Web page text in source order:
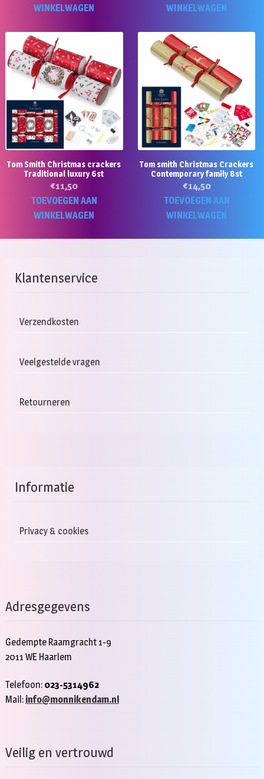
WINKELWAGEN
WINKELWAGEN
Tom Smith Christmas crackers
Traditional luxury 6st
€11,50
TOEVOEGEN AAN
WINKELWAGEN
Tom smith Christmas Crackers
Contemporary family 8st
€14,50
TOEVOEGEN AAN
WINKELWAGEN
Klantenservice
Verzendkosten
Veelgestelde vragen
Retourneren
Informatie
Privacy & cookies
Adresgegevens
Gedempte Raamgracht 1-9
2011 WE Haarlem
Telefoon: 023-5314962
Mail: info@monnikendam.nl
Veilig en vertrouwd